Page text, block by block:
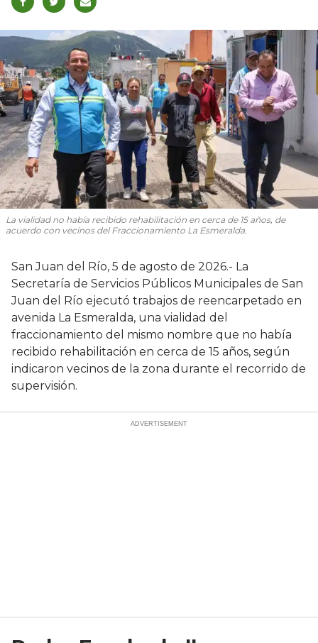
La vialidad no había recibido rehabilitación en cerca de 15 años, de
acuerdo con vecinos del Fraccionamiento La Esmeralda.
San Juan del Río, 5 de agosto de 2026.- La
Secretaría de Servicios Públicos Municipales de San
Juan del Río ejecutó trabajos de reencarpetado en
avenida La Esmeralda, una vialidad del
fraccionamiento del mismo nombre que no había
recibido rehabilitación en cerca de 15 años, según
indicaron vecinos de la zona durante el recorrido de
supervisión.